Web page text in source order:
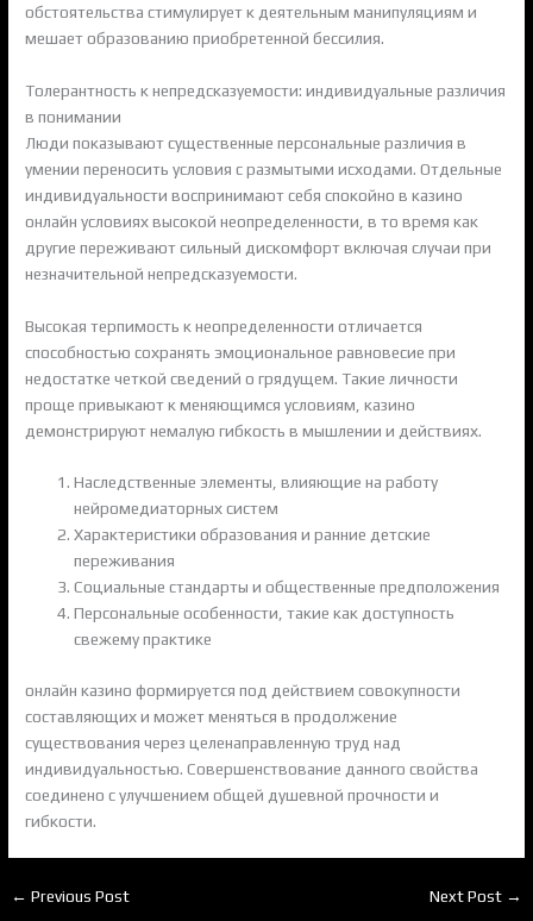
обстоятельства стимулирует к деятельным манипуляциям и
мешает образованию приобретенной бессилия.
Толерантность к непредсказуемости: индивидуальные различия
в понимании
Люди показывают существенные персональные различия в
умении переносить условия с размытыми исходами. Отдельные
индивидуальности воспринимают себя спокойно в казино
онлайн условиях высокой неопределенности, в то время как
другие переживают сильный дискомфорт включая случаи при
незначительной непредсказуемости.
Высокая терпимость к неопределенности отличается
способностью сохранять эмоциональное равновесие при
недостатке четкой сведений о грядущем. Такие личности
проще привыкают к меняющимся условиям, казино
демонстрируют немалую гибкость в мышлении и действиях.
Наследственные элементы, влияющие на работу
нейромедиаторных систем
Характеристики образования и ранние детские
переживания
Социальные стандарты и общественные предположения
Персональные особенности, такие как доступность
свежему практике
онлайн казино формируется под действием совокупности
составляющих и может меняться в продолжение
существования через целенаправленную труд над
индивидуальностью. Совершенствование данного свойства
соединено с улучшением общей душевной прочности и
гибкости.
← Previous Post Next Post →